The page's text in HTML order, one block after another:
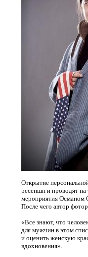
Открытие
ресепшн и проводят на
мероприятия
После чего автор
«Все знают, что
для мужчин в этом
и оценить женскую
вдохновения».